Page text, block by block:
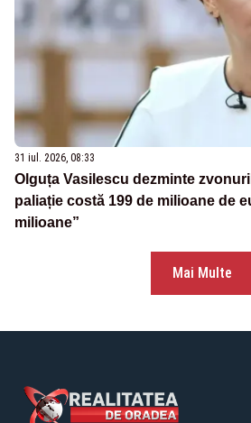
31 iul. 2026, 08:33
Olguța Vasilescu dezminte
paliație costă 199 de milioane de
milioane”
Mai Multe